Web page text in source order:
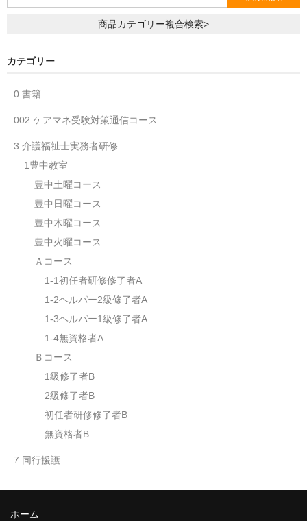
商品カテゴリー複合検索>
カテゴリー
0.書籍
002.ケアマネ受験対策通信コース
3.介護福祉士実務者研修
1豊中教室
豊中土曜コース
豊中日曜コース
豊中木曜コース
豊中火曜コース
Ａコース
1-1初任者研修修了者A
1-2ヘルパー2級修了者A
1-3ヘルパー1級修了者A
1-4無資格者A
Ｂコース
1級修了者B
2級修了者B
初任者研修修了者B
無資格者B
7.同行援護
ホーム